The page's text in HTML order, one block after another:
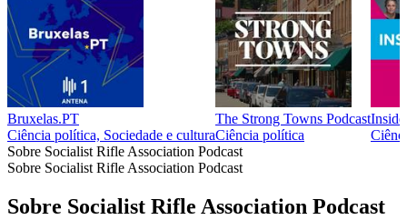
Bruxelas.PT
Ciência política, Sociedade e cultura
The Strong Towns Podcast
Ciência política
Sobre Socialist Rifle Association Podcast
Sobre Socialist Rifle Association Podcast
Sobre Socialist Rifle Association Podcast